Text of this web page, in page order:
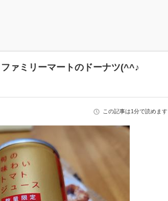
ァミリーマートのドーナツ(^^♪
この記事は1分で読めます